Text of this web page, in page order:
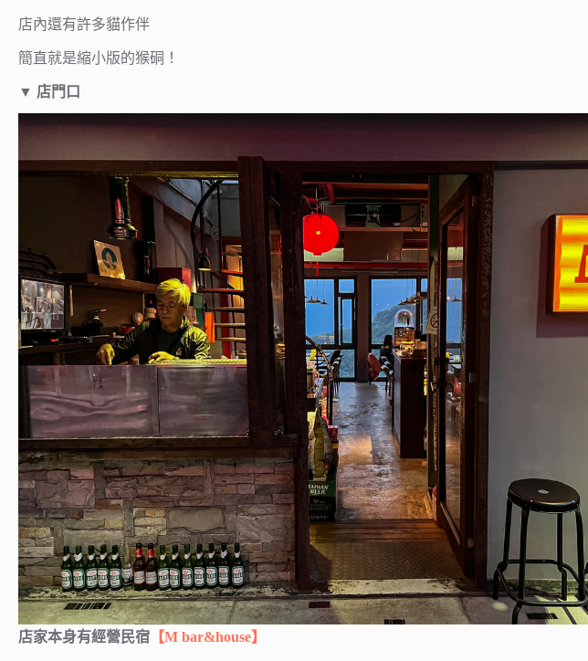
店內還有許多貓作伴
簡直就是縮小版的猴硐！
▼ 店門口
店家本身有經營民宿 【M bar&house】